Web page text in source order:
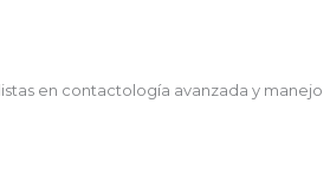
en contactología avanzada y manejo